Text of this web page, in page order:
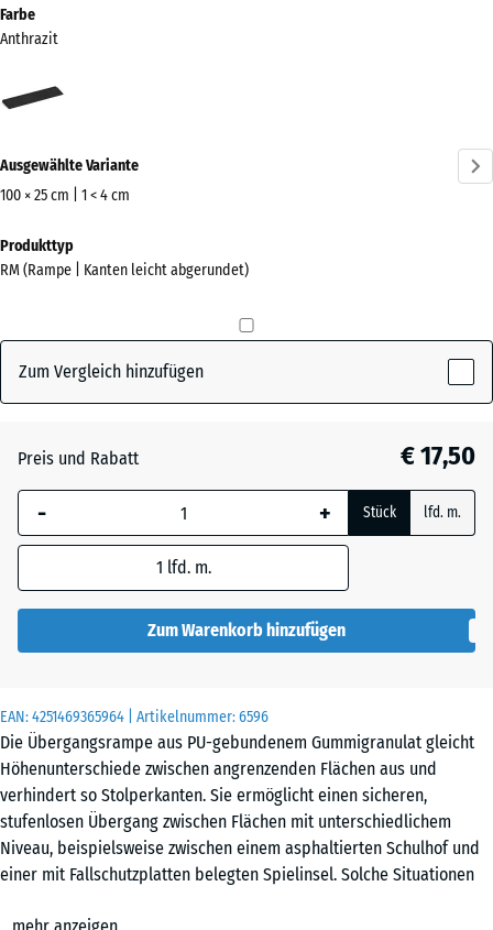
EAN:4251469365964 | Artikelnummer:6596
Die Übergangsrampe aus PU-gebundenem Gummigranulat gleicht
Höhenunterschiede zwischen angrenzenden Flächen aus und
verhindert so Stolperkanten. Sie ermöglicht einen sicheren,
stufenlosen Übergang zwischen Flächen mit unterschiedlichem
Niveau, beispielsweise zwischen einem asphaltierten Schulhof und
einer mit Fallschutzplatten belegten Spielinsel. Solche Situationen
Farbe
Anthrazit
Ausgewählte Variante
100 × 25 cm | 1 < 4 cm
Abmessungen
für
1000
mm
Die gewählte, blau
umrandete
(sofern in den
Produktdaten nicht
verwendet.
100
×
25
cm
| 1
Produkttyp
RM (Rampe | Kanten leicht abgerundet)
Zum Vergleich hinzufügen
Preis und Rabatt € 17,50
- + Stück lfd. m.
1 lfd. m.
Zum Warenkorb hinzufügen